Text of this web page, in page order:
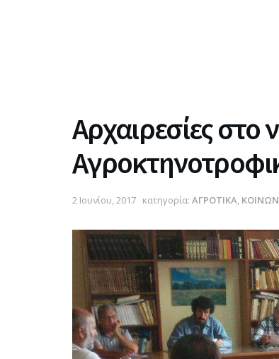
Aρχαιρεσίες στο
2 Ιουνίου, 2017 κατηγορία: ΑΓΡΟΤΙΚΑ,